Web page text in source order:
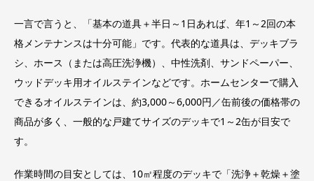
一言で言うと、「基本の道具＋半日～1日あれば、年1～2回の本
格メンテナンスは十分可能」です。代表的な道具は、デッキブラ
シ、ホース（または高圧洗浄機）、中性洗剤、サンドペーパー、
ウッドデッキ用オイルステインなどです。ホームセンターで購入
できるオイルステインは、約3,000～6,000円／缶前後の価格帯の
商品が多く、一般的な戸建てサイズのデッキで1～2缶が目安で
す。
作業時間の目安としては、10㎡程度のデッキで「洗浄＋乾燥＋塗